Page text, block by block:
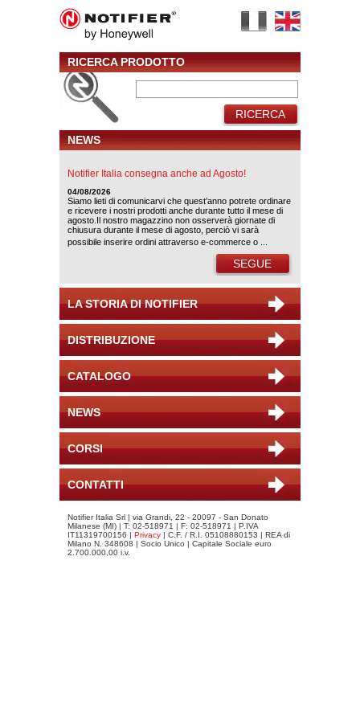
RICERCA PRODOTTO
RICERCA
NEWS
Notifier Italia consegna anche ad Agosto!
04/08/2026
Siamo lieti di comunicarvi che quest’anno potrete ordinare
e ricevere i nostri prodotti anche durante tutto il mese di
agosto.Il nostro magazzino non osserverà giornate di
chiusura durante il mese di agosto, perciò vi sarà
possibile inserire ordini attraverso e-commerce o ...
SEGUE
LA STORIA DI NOTIFIER
DISTRIBUZIONE
CATALOGO
NEWS
CORSI
CONTATTI
Notifier Italia Srl | via Grandi, 22 - 20097 - San Donato
Milanese (MI) | T: 02-518971 | F: 02-518971 | P.IVA
IT11319700156 | Privacy | C.F. / R.I. 05108880153 | REA di
Milano N. 348608 | Socio Unico | Capitale Sociale euro
2.700.000,00 i.v.